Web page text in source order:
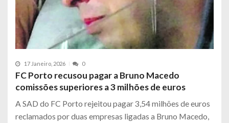
17 Janeiro, 2026 0
FC Porto recusou pagar a Bruno Macedo
comissões superiores a 3 milhões de euros
A SAD do FC Porto rejeitou pagar 3,54 milhões de euros
reclamados por duas empresas ligadas a Bruno Macedo,